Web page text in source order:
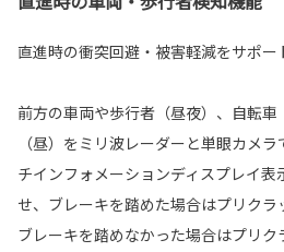
直進時の衝突回避・被害軽減をサポー
前方の車両や歩行者（昼夜）、自転
（昼）をミリ波レーダーと単眼カメ
チインフォメーションディスプレイ表
せ、ブレーキを踏めた場合はプリクラ
ブレーキを踏めなかった場合はプリ